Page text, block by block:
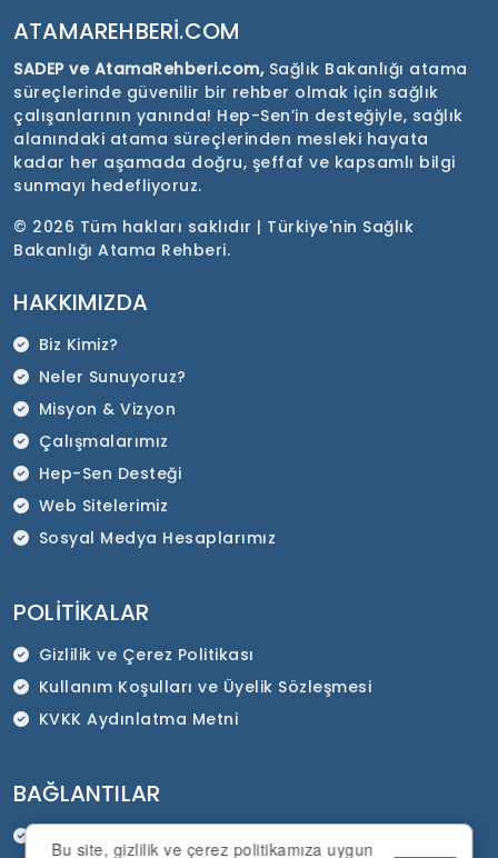
Bu site, gizlilik ve çerez politikamıza uygun
ATAMAREHBERI.COM
SADEP ve AtamaRehberi.com, Sağlık Bakanlığı atama
süreçlerinde güvenilir bir rehber olmak için sağlık
çalışanlarının yanında! Hep-Sen’in desteğiyle, sağlık
alanındaki atama süreçlerinden mesleki hayata
kadar her aşamada doğru, şeffaf ve kapsamlı bilgi
sunmayı hedefliyoruz.
© 2026 Tüm hakları saklıdır | Türkiye'nin Sağlık
Bakanlığı Atama Rehberi.
HAKKIMIZDA
Biz Kimiz?
Neler Sunuyoruz?
Misyon & Vizyon
Çalışmalarımız
Hep-Sen Desteği
Web Sitelerimiz
Sosyal Medya Hesaplarımız
POLITIKALAR
Gizlilik ve Çerez Politikası
Kullanım Koşulları ve Üyelik Sözleşmesi
KVKK Aydınlatma Metni
BAĞLANTILAR